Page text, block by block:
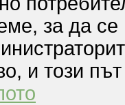
за да
и този